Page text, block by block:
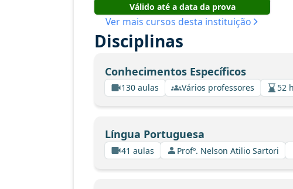
Válido até a data da prova
Ver mais cursos desta instituição
Disciplinas
Conhecimentos Específicos
130 aulas Vários professores 52
Língua Portuguesa
41 aulas Profº. Nelson Atilio Sartori